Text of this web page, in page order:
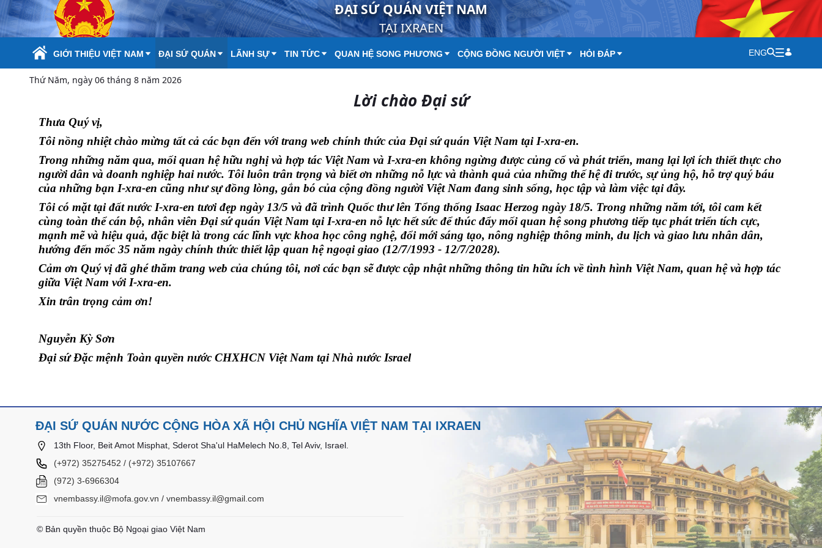
Skip to Main Content ĐẠI SỨ QUÁN VIỆT NAM
TẠI IXRAEN
GIỚI THIỆU VIỆT NAM ĐẠI SỨ QUÁN LÃNH SỰ TIN TỨC QUAN HỆ SONG PHƯƠNG CỘNG ĐỒNG NGƯỜI VIỆT HỎI ĐÁP ENG
Thứ Năm, ngày 06 tháng 8 năm 2026
Lời chào Đại sứ
Thưa Quý vị,
Tôi nồng nhiệt chào mừng tất cả các bạn đến với trang web chính thức của Đại sứ quán Việt Nam tại I-xra-en.
Trong những năm qua, mối quan hệ hữu nghị và hợp tác Việt Nam và I-xra-en không ngừng được củng cố và phát triển, mang lại lợi ích thiết thực cho
người dân và doanh nghiệp hai nước. Tôi luôn trân trọng và biết ơn những nỗ lực và thành quả của những thế hệ đi trước, sự ủng hộ, hỗ trợ quý báu
của những bạn I-xra-en cũng như sự đồng lòng, gắn bó của cộng đồng người Việt Nam đang sinh sống, học tập và làm việc tại đây.
Tôi có mặt tại đất nước I-xra-en tươi đẹp ngày 13/5 và đã trình Quốc thư lên Tổng thống Isaac Herzog ngày 18/5. Trong những năm tới, tôi cam kết
cùng toàn thể cán bộ, nhân viên Đại sứquán Việt Nam tại I-xra-en nỗ lực hết sức để thúc đẩy mối quan hệ song phương tiếp tục phát triển tích cực,
mạnh mẽ và hiệu quả, đặc biệt là trong các lĩnh vực khoa học công nghệ, đổi mới sáng tạo, nông nghiệp thông minh, du lịch và giao lưu nhân dân,
hướng đến mốc 35 năm ngày chính thức thiết lập quan hệ ngoại giao (12/7/1993 - 12/7/2028).
Cảm ơn Quý vị đã ghé thăm trang web của chúng tôi, nơi các bạn sẽ được cập nhật những thông tin hữu ích về tình hình Việt Nam, quan hệ và hợp tác
giữa Việt Nam với I-xra-en.
Xin trân trọng cảm ơn!
Nguyễn Kỳ Sơn
Đại sứ Đặc mệnh Toàn quyền nước CHXHCN Việt Nam tại Nhà nước Israel
ĐẠI SỨ QUÁN NƯỚC CỘNG HÒA XÃ HỘI CHỦ NGHĨA VIỆT NAM TẠI IXRAEN
13th Floor, Beit Amot Misphat, Sderot Sha'ul HaMelech No.8, Tel Aviv, Israel.
(+972) 35275452 / (+972) 35107667
(972) 3-6966304
vnembassy.il@mofa.gov.vn / vnembassy.il@gmail.com
© Bản quyền thuộc Bộ Ngoại giao Việt Nam